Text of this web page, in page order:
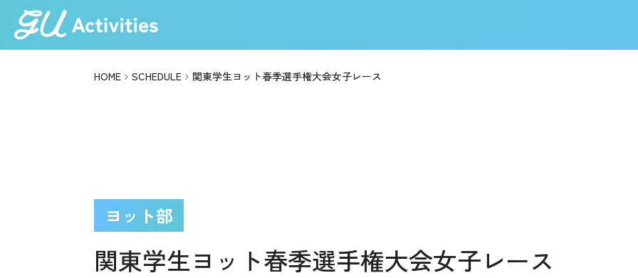
HOME SCHEDULE 関東学生ヨット春季選手権大会女子レース
ヨット部
関東学生ヨット春季選手権大会女子レース